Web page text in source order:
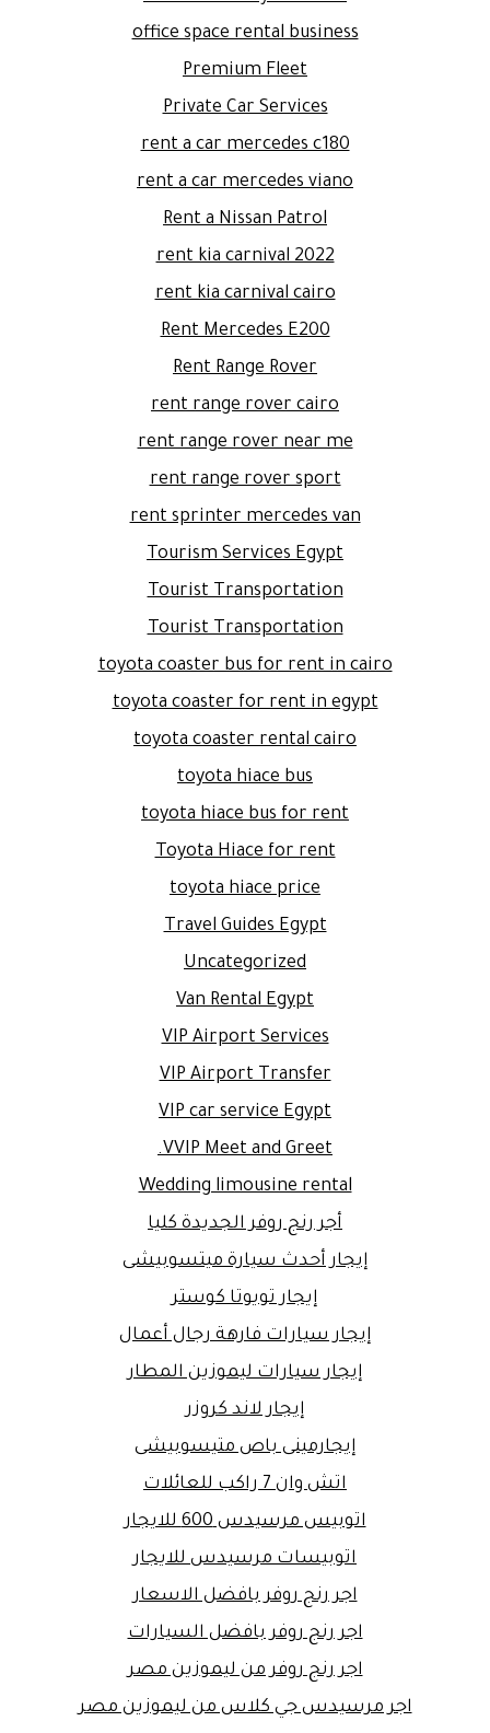
office space rental business
Premium Fleet
Private Car Services
rent a car mercedes c180
rent a car mercedes viano
Rent a Nissan Patrol
rent kia carnival 2022
rent kia carnival cairo
Rent Mercedes E200
Rent Range Rover
rent range rover cairo
rent range rover near me
rent range rover sport
rent sprinter mercedes van
Tourism Services Egypt
Tourist Transportation
Tourist Transportation
toyota coaster bus for rent in cairo
toyota coaster for rent in egypt
toyota coaster rental cairo
toyota hiace bus
toyota hiace bus for rent
Toyota Hiace for rent
toyota hiace price
Travel Guides Egypt
Uncategorized
Van Rental Egypt
VIP Airport Services
VIP Airport Transfer
VIP car service Egypt
VVIP Meet and Greet.
Wedding limousine rental
أجر رنج روفر الجديدة كليا
إيجار أحدث سيارة ميتسوبيشى
إيجار تويوتا كوستر
إيجار سيارات فارهة رجال أعمال
إيجار سيارات ليموزين المطار
إيجار لاند كروزر
إيجارمينى باص متيسوبيشى
اتش وان 7 راكب للعائلات
اتوبيس مرسيدس 600 للايجار
اتوبيسات مرسيدس للايجار
اجر رنج روفر بافضل الاسعار
اجر رنج روفر بافضل السيارات
اجر رنج روفر من ليموزين مصر
اجر مرسيدس جي كلاس من ليموزين مصر